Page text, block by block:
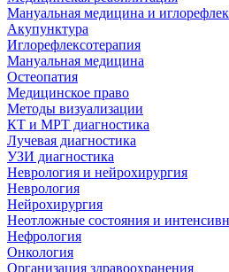
Мануальная медицина и
Акупунктура
Иглорефлексотерапия
Мануальная медицина
Остеопатия
Медицинское право
Методы визуализации
КТ и МРТ диагностика
Лучевая диагностика
УЗИ диагностика
Неврология и нейрохирургия
Неврология
Нейрохирургия
Неотложные состояния и
Нефрология
Онкология
Организация здравоохранения